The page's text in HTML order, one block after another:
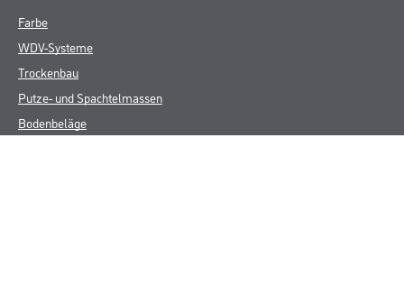
Farbe
WDV-Systeme
Trockenbau
Putze- und Spachtelmassen
Bodenbeläge